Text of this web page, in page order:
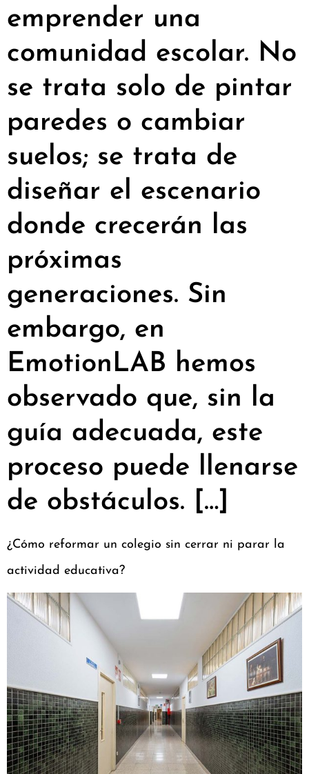
emprender una
comunidad escolar. No
se trata solo de pintar
paredes o cambiar
suelos; se trata de
diseñar el escenario
donde crecerán las
próximas
generaciones. Sin
embargo, en
EmotionLAB hemos
observado que, sin la
guía adecuada, este
proceso puede llenarse
de obstáculos. […]
¿Cómo reformar un colegio sin cerrar ni parar la
actividad educativa?